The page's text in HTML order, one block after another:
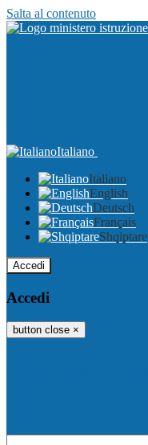
Salta al contenuto
Italiano
Italiano
English
Deutsch
Français
Shqiptare
Accedi
Accedi
button close ×